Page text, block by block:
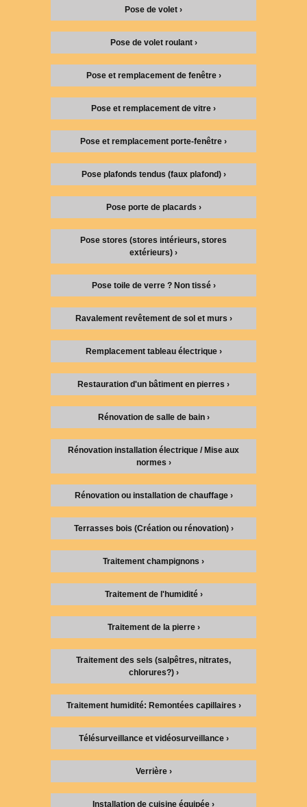
Pose de volet ›
Pose de volet roulant ›
Pose et remplacement de fenêtre ›
Pose et remplacement de vitre ›
Pose et remplacement porte-fenêtre ›
Pose plafonds tendus (faux plafond) ›
Pose porte de placards ›
Pose stores (stores intérieurs, stores
extérieurs) ›
Pose toile de verre ? Non tissé ›
Ravalement revêtement de sol et murs ›
Remplacement tableau électrique ›
Restauration d'un bâtiment en pierres ›
Rénovation de salle de bain ›
Rénovation installation électrique / Mise aux
normes ›
Rénovation ou installation de chauffage ›
Terrasses bois (Création ou rénovation) ›
Traitement champignons ›
Traitement de l'humidité ›
Traitement de la pierre ›
Traitement des sels (salpêtres, nitrates,
chlorures?) ›
Traitement humidité: Remontées capillaires ›
Télésurveillance et vidéosurveillance ›
Verrière ›
Installation de cuisine équipée ›